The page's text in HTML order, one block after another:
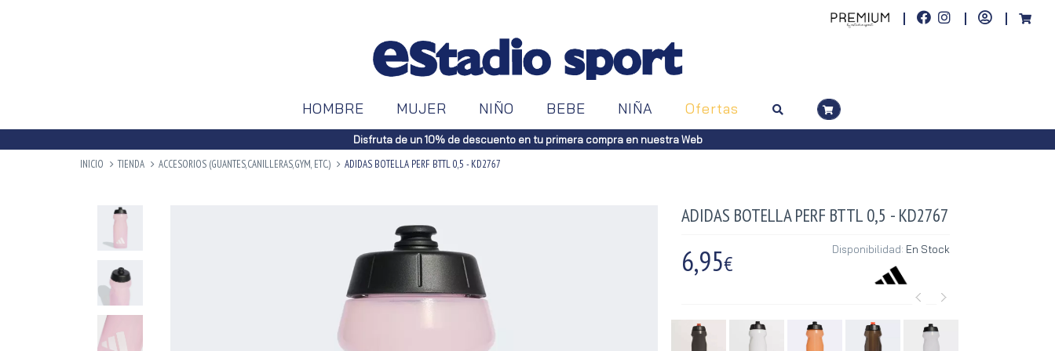
HOMBRE MUJER NIÑO BEBE NIÑA Ofertas
Disfruta de un 10% de descuento en tu primera compra en nuestra Web
INICIO TIENDA ACCESORIOS (GUANTES,CANILLERAS,GYM, ETC.) ADIDAS BOTELLA PERF BTTL 0,5 - KD2767
ADIDAS BOTELLA PERF BTTL 0,5 - KD2767
6,95€
Disponibilidad: En Stock